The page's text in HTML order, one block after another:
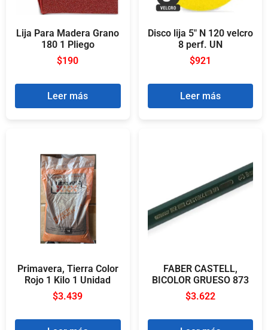
Lija Para Madera Grano
180 1 Pliego
$190
Leer más
Disco lija 5″ N 120 velcro
8 perf. UN
$921
Leer más
Primavera, Tierra Color
Rojo 1 Kilo 1 Unidad
$3.439
FABER CASTELL,
BICOLOR GRUESO 873
$3.622